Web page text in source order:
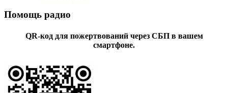
Помощь радио
QR-код для пожертвований через СБП в вашем
смартфоне.